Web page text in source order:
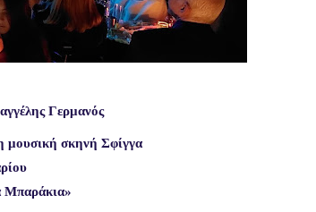
Γερμανός
μουσική σκηνή Σφίγγα
Μπαράκια»